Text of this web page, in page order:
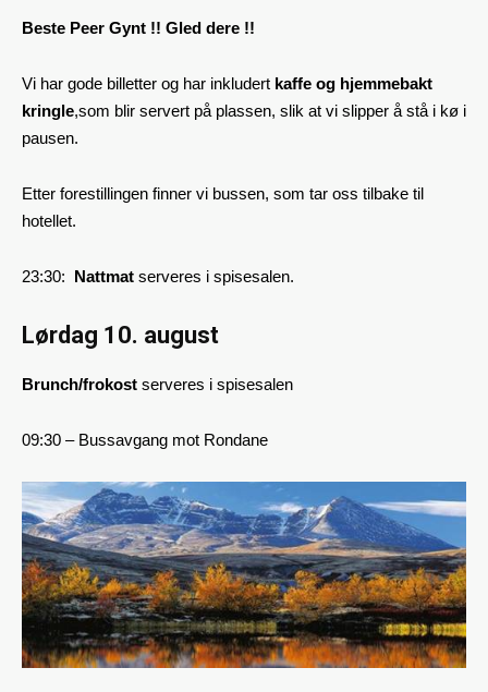
Beste Peer Gynt !! Gled dere !!
Vi har gode billetter og har inkludert kaffe og hjemmebakt
kringle,som blir servert på plassen, slik at vi slipper å stå i kø i
pausen.
Etter forestillingen finner vi bussen, som tar oss tilbake til
hotellet.
23:30: Nattmat serveres i spisesalen.
Lørdag 10. august
Brunch/frokost serveres i spisesalen
09:30 – Bussavgang mot Rondane